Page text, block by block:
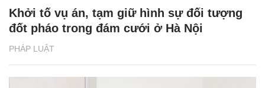
PHÁP LUẬT
Khởi tố vụ án, tạm giữ hình sự đối tượng
đốt pháo trong đám cưới ở Hà Nội